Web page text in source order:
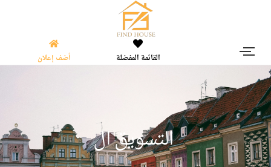
القائمة المفضلة أضف إعلان
التسويقالعقا |